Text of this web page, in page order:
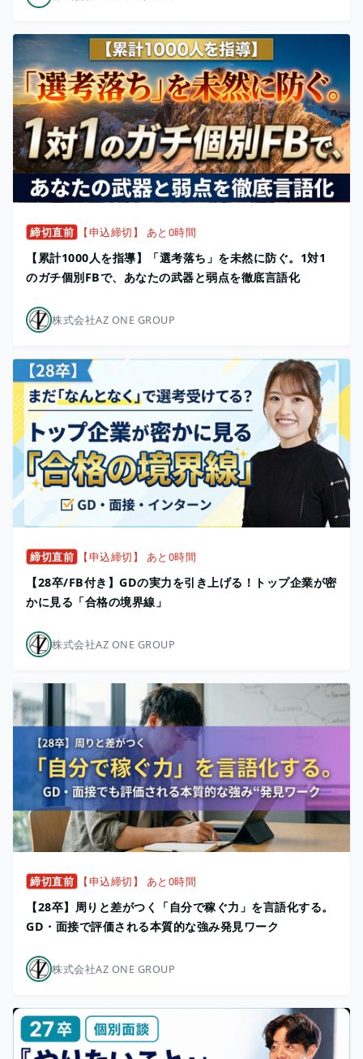
締切直前 【申込締切】 あと0時間
【累計1000人を指導】「選考落ち」を未然に防ぐ。1対1
のガチ個別FBで、あなたの武器と弱点を徹底言語化
株式会社AZ ONE GROUP
締切直前 【申込締切】 あと0時間
【28卒/FB付き】GDの実力を引き上げる！トップ企業が密
かに見る「合格の境界線」
株式会社AZ ONE GROUP
締切直前 【申込締切】 あと0時間
【28卒】周りと差がつく「自分で稼ぐ力」を言語化する。
GD・面接で評価される本質的な強み発見ワーク
株式会社AZ ONE GROUP